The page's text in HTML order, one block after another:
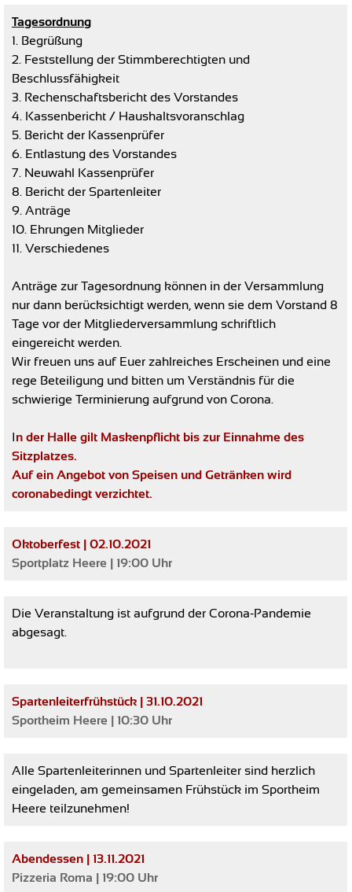
Tagesordnung
1. Begrüßung
2. Feststellung der Stimmberechtigten und
Beschlussfähigkeit
3. Rechenschaftsbericht des Vorstandes
4. Kassenbericht / Haushaltsvoranschlag
5. Bericht der Kassenprüfer
6. Entlastung des Vorstandes
7. Neuwahl Kassenprüfer
8. Bericht der Spartenleiter
9. Anträge
10. Ehrungen Mitglieder
11. Verschiedenes
Anträge zur Tagesordnung können in der Versammlung
nur dann berücksichtigt werden, wenn sie dem Vorstand 8
Tage vor der Mitgliederversammlung schriftlich
eingereicht werden.
Wir freuen uns auf Euer zahlreiches Erscheinen und eine
rege Beteiligung und bitten um Verständnis für die
schwierige Terminierung aufgrund von Corona.
In der Halle gilt Maskenpflicht bis zur Einnahme des
Sitzplatzes.
Auf ein Angebot von Speisen und Getränken wird
coronabedingt verzichtet.
Oktoberfest | 02.10.2021
Sportplatz Heere | 19:00 Uhr
Die Veranstaltung ist aufgrund der Corona-Pandemie
abgesagt.
Spartenleiterfrühstück | 31.10.2021
Sportheim Heere | 10:30 Uhr
Alle Spartenleiterinnen und Spartenleiter sind herzlich
eingeladen, am gemeinsamen Frühstück im Sportheim
Heere teilzunehmen!
Abendessen | 13.11.2021
Pizzeria Roma | 19:00 Uhr